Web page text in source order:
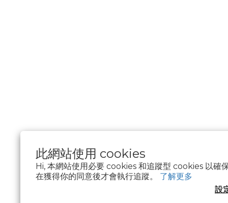
此網站使用 cookies
Hi, 本網站使用必要 cookies 和追蹤型 cookies 以確
在獲得你的同意後才會執行追蹤。 了解更多
設
$ TWD 繁體中文